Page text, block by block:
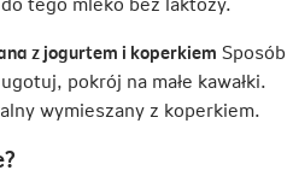
z jogurtem i koperkiem Sposób
pokrój na małe kawałki.
wymieszany z koperkiem.